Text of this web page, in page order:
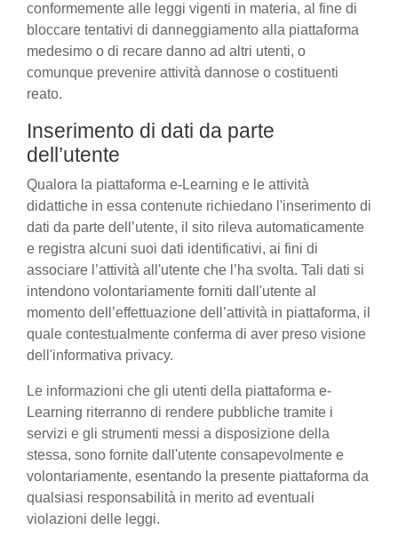
conformemente alle leggi vigenti in materia, al fine di
bloccare tentativi di danneggiamento alla piattaforma
medesimo o di recare danno ad altri utenti, o
comunque prevenire attività dannose o costituenti
reato.
Inserimento di dati da parte
dell’utente
Qualora la piattaforma e-Learning e le attività
didattiche in essa contenute richiedano l'inserimento di
dati da parte dell’utente, il sito rileva automaticamente
e registra alcuni suoi dati identificativi, ai fini di
associare l’attività all'utente che l’ha svolta. Tali dati si
intendono volontariamente forniti dall'utente al
momento dell’effettuazione dell’attività in piattaforma, il
quale contestualmente conferma di aver preso visione
dell'informativa privacy.
Le informazioni che gli utenti della piattaforma e-
Learning riterranno di rendere pubbliche tramite i
servizi e gli strumenti messi a disposizione della
stessa, sono fornite dall'utente consapevolmente e
volontariamente, esentando la presente piattaforma da
qualsiasi responsabilità in merito ad eventuali
violazioni delle leggi.